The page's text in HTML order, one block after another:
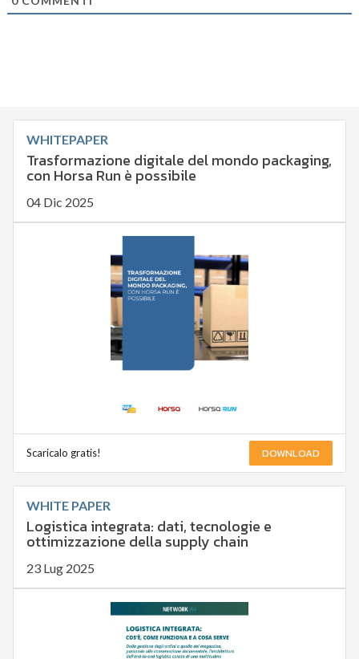
WHITEPAPER
Trasformazione digitale del mondo packaging,
con Horsa Run è possibile
04 Dic 2025
Scaricalo gratis! DOWNLOAD
WHITE PAPER
Logistica integrata: dati, tecnologie e
ottimizzazione della supply chain
23 Lug 2025